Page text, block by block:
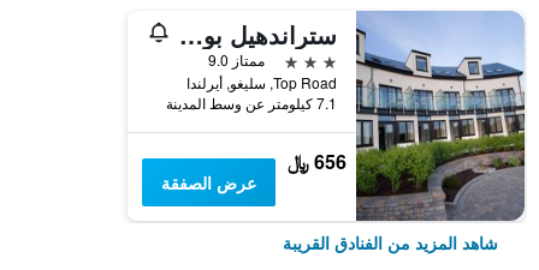
ستراندهيل بوتيك هوتل
3 نجوم
ممتاز 9.0
Top Road, سليغو, أيرلندا
7.1 كيلومتر عن وسط المدينة
656 ﷼
عرض الصفقة
شاهد المزيد من الفنادق القريبة